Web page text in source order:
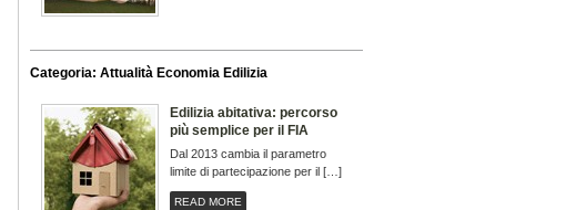
Categoria: Attualità Economia Edilizia
Edilizia abitativa: percorso
più semplice per il FIA
Dal 2013 cambia il parametro
limite di partecipazione per il […]
READ MORE